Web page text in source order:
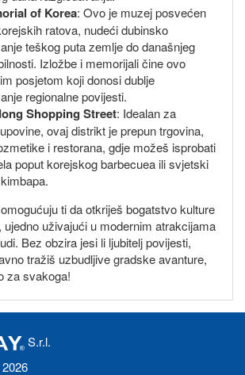
of Korea: Ovo je muzej posvećen
ratova, nudeći dubinsko
teškog puta zemlje do današnjeg
Izložbe i memorijali čine ovo
posjetom koji donosi dublje
regionalne povijesti.
Shopping Street: Idealan za
ovaj distrikt je prepun trgovina,
i restorana, gdje možeš isprobati
poput korejskog barbecuea ili svjetski
ti da otkriješ bogatstvo kulture
ujedno uživajući u modernim atrakcijama
Bez obzira jesi li ljubitelj povijesti,
tražiš uzbudljive gradske avanture,
za svakoga!
S.r.l.